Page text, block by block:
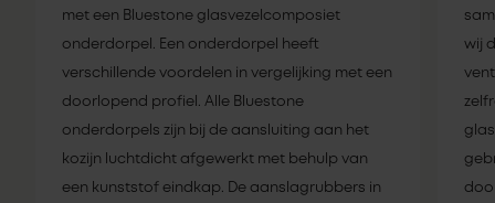
met een Bluestone glasvezelcomposiet
onderdorpel. Een onderdorpel heeft
verschillende voordelen in vergelijking met een
doorlopend profiel. Alle Bluestone
onderdorpels zijn bij de aansluiting aan het
kozijn luchtdicht afgewerkt met behulp van
een kunststof eindkap. De aanslagrubbers in
wij